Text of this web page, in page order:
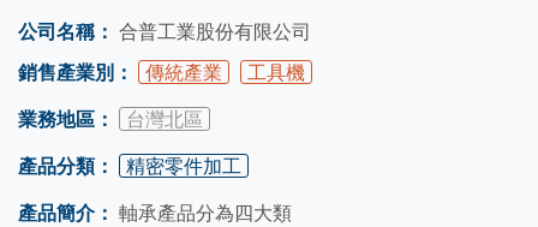
公司名稱： 合普工業股份有限公司
銷售產業別：
傳統產業 工具機
業務地區： 台灣北區
產品分類： 精密零件加工
產品簡介： 軸承產品分為四大類